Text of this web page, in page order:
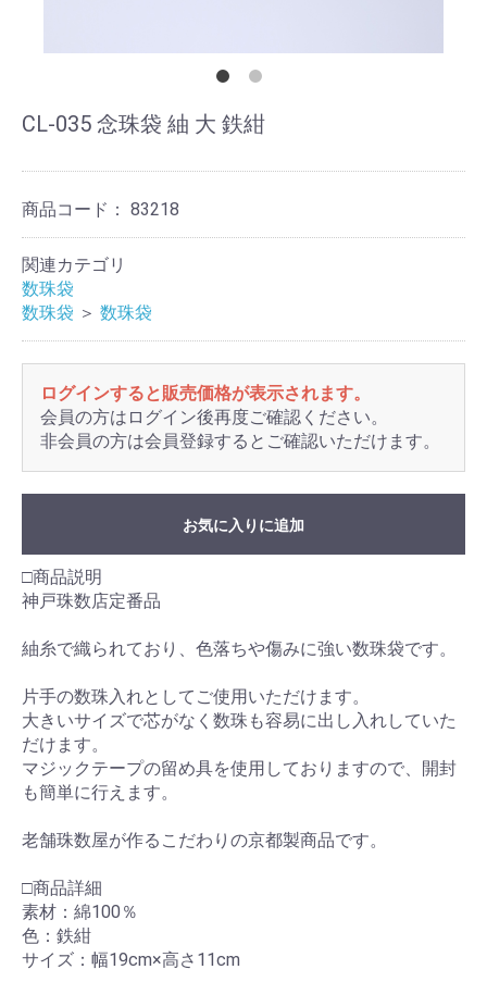
CL-035 念珠袋 紬 大 鉄紺
商品コード： 83218
関連カテゴリ
数珠袋
数珠袋 ＞ 数珠袋
ログインすると販売価格が表示されます。
会員の方はログイン後再度ご確認ください。
非会員の方は会員登録するとご確認いただけます。
お気に入りに追加
□商品説明
神戸珠数店定番品
紬糸で織られており、色落ちや傷みに強い数珠袋です。
片手の数珠入れとしてご使用いただけます。
大きいサイズで芯がなく数珠も容易に出し入れしていた
だけます。
マジックテープの留め具を使用しておりますので、開封
も簡単に行えます。
老舗珠数屋が作るこだわりの京都製商品です。
□商品詳細
素材：綿100％
色：鉄紺
サイズ：幅19cm×高さ11cm